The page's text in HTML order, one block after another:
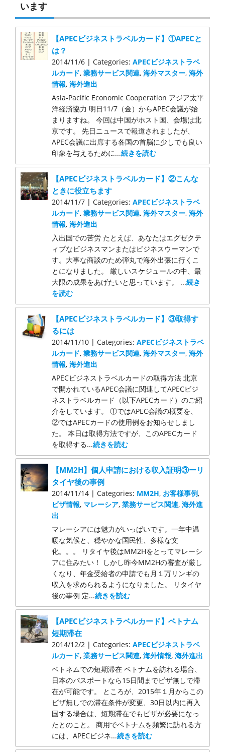
います
【APECビジネストラベルカード】①APECと
は？
2014/11/6 | Categories:APECビジネストラベ
ルカード,業務サービス関連,海外マスター,海外
情報,海外進出
Asia-Pacific Economic Cooperation アジア太平
洋経済協力 明日11/7（金）からAPEC会議が始
まりますね。 今回は中国がホスト国、会場は北
京です。 先日ニュースで報道されましたが、
APEC会議に出席する各国の首脳に少しでも良い
印象を与えるために...続きを読む
【APECビジネストラベルカード】②こんな
ときに役立ちます
2014/11/7 | Categories:APECビジネストラベ
ルカード,業務サービス関連,海外マスター,海外
情報,海外進出
入出国での苦労 たとえば、あなたはエグゼクテ
ィブなビジネスマンまたはビジネスウーマンで
す。大事な商談のため弾丸で海外出張に行くこ
とになりました。 厳しいスケジュールの中、最
大限の成果をあげたいと思っています。 ...続き
を読む
【APECビジネストラベルカード】③取得す
るには
2014/11/10 | Categories:APECビジネストラベ
ルカード,業務サービス関連,海外マスター,海外
情報,海外進出
APECビジネストラベルカードの取得方法 北京
で開かれているAPEC会議に関連してAPECビジ
ネストラベルカード（以下APECカード）のご紹
介をしています。 ①ではAPEC会議の概要を、
②ではAPECカードの使用例をお知らせしまし
た。 本日は取得方法ですが、このAPECカード
を取得する...続きを読む
【MM2H】個人申請における収入証明③ーリ
タイヤ後の事例
2014/11/14 | Categories: MM2H, お客様事例,
ビザ情報, マレーシア,業務サービス関連,海外進
出
マレーシアには魅力がいっぱいです。一年中温
暖な気候と、穏やかな国民性、多様な文
化。。。 リタイヤ後はMM2Hをとってマレーシ
アに住みたい！ しかし昨今MM2Hの審査が厳し
くなり、年金受給者の申請でも月１万リンギの
収入を求められるようになりました。 リタイヤ
後の事例 定...続きを読む
【APECビジネストラベルカード】ベトナム
短期滞在
2014/12/2 | Categories:APECビジネストラベ
ルカード,業務サービス関連,海外情報,海外進出
ベトネムでの短期滞在 ベトナムを訪れる場合、
日本のパスポートなら15日間までビザ無しで滞
在が可能です。 ところが、2015年１月からこの
ビザ無しでの滞在条件が変更、30日以内に再入
国する場合は、短期滞在でもビザが必要になっ
たとのこと。 商用でベトナムを頻繁に訪れる方
には、APECビジネ...続きを読む